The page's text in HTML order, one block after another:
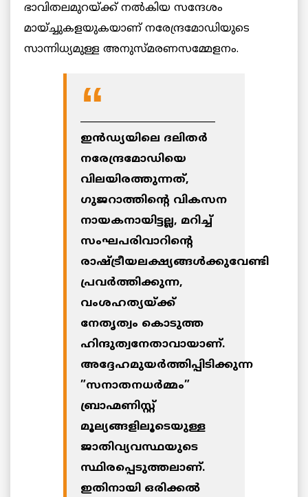
ഭാവിതലമുറയ്ക്ക് നല്‍കിയ സന്ദേശം
മായ്ച്ചുകളയുകയാണ് നരേന്ദ്രമോഡിയുടെ
സാന്നിധ്യമുള്ള അനുസ്മരണസമ്മേളനം.
____________________________
ഇന്‍ഡ്യയിലെ ദലിതര്‍
നരേന്ദ്രമോഡിയെ
വിലയിരത്തുന്നത്,
ഗുജറാത്തിന്റെ വികസന
നായകനായിട്ടല്ല, മറിച്ച്
സംഘപരിവാറിന്റെ
രാഷ്ട്രീയലക്ഷ്യങ്ങള്‍ക്കുവേണ്ടി
പ്രവര്‍ത്തിക്കുന്ന,
വംശഹത്യയ്ക്ക്
നേതൃത്വം കൊടുത്ത
ഹിന്ദുത്വനേതാവായാണ്.
അദ്ദേഹമുയര്‍ത്തിപ്പിടിക്കുന്ന
”സനാതനധര്‍മ്മം”
ബ്രാഹ്മണിസ്റ്റ്
മൂല്യങ്ങളിലൂടെയുള്ള
ജാതിവ്യവസ്ഥയുടെ
സ്ഥിരപ്പെടുത്തലാണ്.
ഇതിനായി ഒരിക്കല്‍